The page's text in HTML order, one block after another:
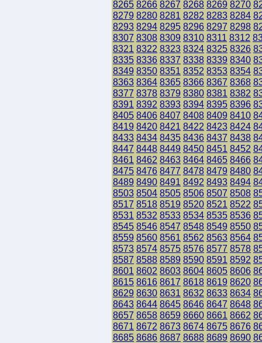
8265 8266 8267 8268 8269 8270
8279 8280 8281 8282 8283 8284
8293 8294 8295 8296 8297 8298
8307 8308 8309 8310 8311 8312
8321 8322 8323 8324 8325 8326
8335 8336 8337 8338 8339 8340
8349 8350 8351 8352 8353 8354
8363 8364 8365 8366 8367 8368
8377 8378 8379 8380 8381 8382
8391 8392 8393 8394 8395 8396
8405 8406 8407 8408 8409 8410
8419 8420 8421 8422 8423 8424
8433 8434 8435 8436 8437 8438
8447 8448 8449 8450 8451 8452
8461 8462 8463 8464 8465 8466
8475 8476 8477 8478 8479 8480
8489 8490 8491 8492 8493 8494
8503 8504 8505 8506 8507 8508
8517 8518 8519 8520 8521 8522
8531 8532 8533 8534 8535 8536
8545 8546 8547 8548 8549 8550
8559 8560 8561 8562 8563 8564
8573 8574 8575 8576 8577 8578
8587 8588 8589 8590 8591 8592
8601 8602 8603 8604 8605 8606
8615 8616 8617 8618 8619 8620
8629 8630 8631 8632 8633 8634
8643 8644 8645 8646 8647 8648
8657 8658 8659 8660 8661 8662
8671 8672 8673 8674 8675 8676
8685 8686 8687 8688 8689 8690